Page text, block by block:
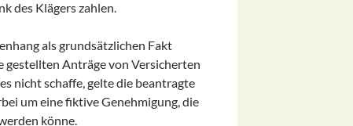
des Klägers zahlen.
als grundsätzlichen Fakt
gestellten Anträge von Versicherten
nicht schaffe, gelte die beantragte
um eine fiktive Genehmigung, die
könne.